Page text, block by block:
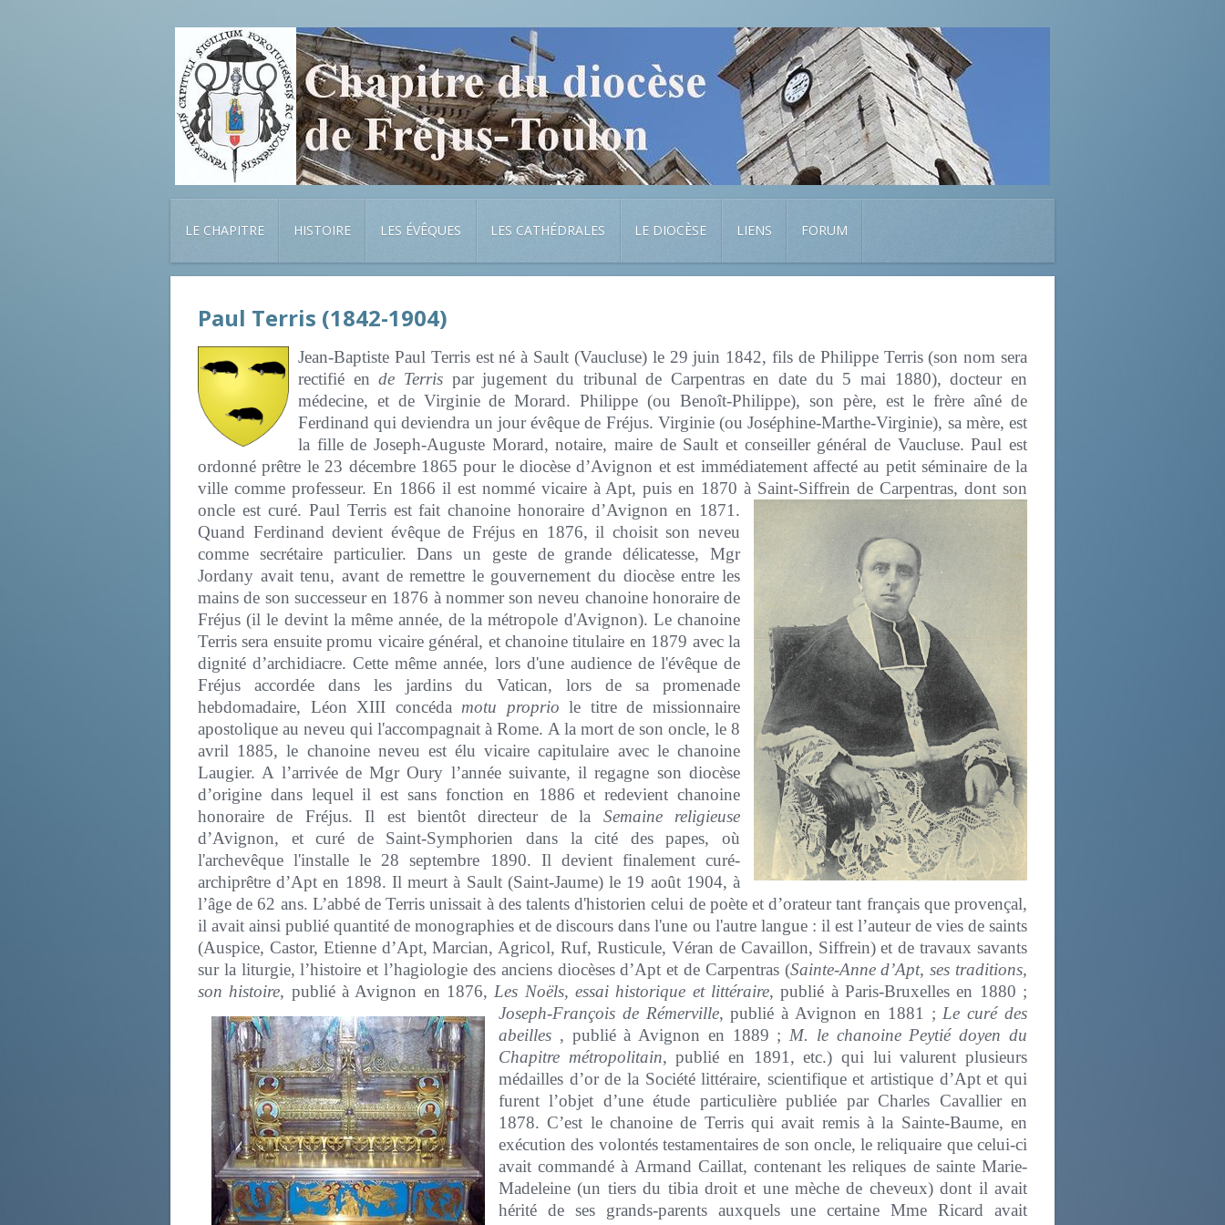
LE CHAPITRE HISTOIRE LES ÉVÊQUES LES CATHÉDRALES LE DIOCÈSE LIENS FORUM
Paul Terris (1842-1904)
Jean-Baptiste Paul Terris est né à Sault (Vaucluse) le 29 juin 1842, fils de Philippe Terris (son nom sera
rectifié ende Terrispar jugement du tribunal de Carpentras en date du 5 mai 1880), docteur en
médecine, et de Virginie de Morard. Philippe (ou Benoît-Philippe), son père, est le frère aîné de
Ferdinand qui deviendra un jour évêque de Fréjus. Virginie (ou Joséphine-Marthe-Virginie), sa mère, est
la fille de Joseph-Auguste Morard, notaire, maire de Sault et conseiller général de Vaucluse. Paul est
ordonné prêtre le 23 décembre 1865 pour le diocèse d’Avignon et est immédiatement affecté au petit séminaire de la
ville comme professeur. En 1866 il est nommé vicaire à Apt, puis en 1870 à Saint-Siffrein de Carpentras, dont son
oncle est curé. Paul Terris est fait chanoine honoraire d’Avignon en 1871.
Quand Ferdinand devient évêque de Fréjus en 1876, il choisit son neveu
comme secrétaire particulier. Dans un geste de grande délicatesse, Mgr
Jordany avait tenu, avant de remettre le gouvernement du diocèse entre les
mains de son successeur en 1876 à nommer son neveu chanoine honoraire de
Fréjus (il le devint la même année, de la métropole d'Avignon). Le chanoine
Terris sera ensuite promu vicaire général, et chanoine titulaire en 1879 avec la
dignité d’archidiacre. Cette même année, lors d'une audience de l'évêque de
Fréjus accordée dans les jardins du Vatican, lors de sa promenade
hebdomadaire, Léon XIII concéda motu proprio le titre de missionnaire
apostolique au neveu qui l'accompagnait à Rome. A la mort de son oncle, le 8
avril 1885, le chanoine neveu est élu vicaire capitulaire avec le chanoine
Laugier. A l’arrivée de Mgr Oury l’année suivante, il regagne son diocèse
d’origine dans lequel il est sans fonction en 1886 et redevient chanoine
honoraire de Fréjus. Il est bientôt directeur de la Semaine religieuse
d’Avignon, et curé de Saint-Symphorien dans la cité des papes, où
l'archevêque l'installe le 28 septembre 1890. Il devient finalement curé-
archiprêtre d’Apt en 1898. Il meurt à Sault (Saint-Jaume) le 19 août 1904, à
l’âge de 62 ans. L’abbé de Terris unissait à des talents d'historien celui de poète et d’orateur tant français que provençal,
il avait ainsi publié quantité de monographies et de discours dans l'une ou l'autre langue : il est l’auteur de vies de saints
(Auspice, Castor, Etienne d’Apt, Marcian, Agricol, Ruf, Rusticule, Véran de Cavaillon, Siffrein) et de travaux savants
sur la liturgie, l’histoire et l’hagiologie des anciens diocèses d’Apt et de Carpentras (Sainte-Anne d’Apt, ses traditions,
son histoire, publié à Avignon en 1876, Les Noëls, essai historique et littéraire, publié à Paris-Bruxelles en 1880 ;
Joseph-François de Rémerville, publié à Avignon en 1881 ; Le curé des
abeilles , publié à Avignon en 1889 ; M. le chanoine Peytié doyen du
Chapitre métropolitain, publié en 1891, etc.) qui lui valurent plusieurs
médailles d’or de la Société littéraire, scientifique et artistique d’Apt et qui
furent l’objet d’une étude particulière publiée par Charles Cavallier en
1878. C’est le chanoine de Terris qui avait remis à la Sainte-Baume, en
exécution des volontés testamentaires de son oncle, le reliquaire que celui-ci
avait commandé à Armand Caillat, contenant les reliques de sainte Marie-
Madeleine (un tiers du tibia droit et une mèche de cheveux) dont il avait
hérité de ses grands-parents auxquels une certaine Mme Ricard avait